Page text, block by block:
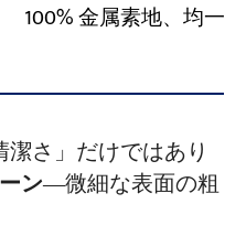
100% 金属素地、均一
潔さ」だけではあり
ン―微細な表面の粗